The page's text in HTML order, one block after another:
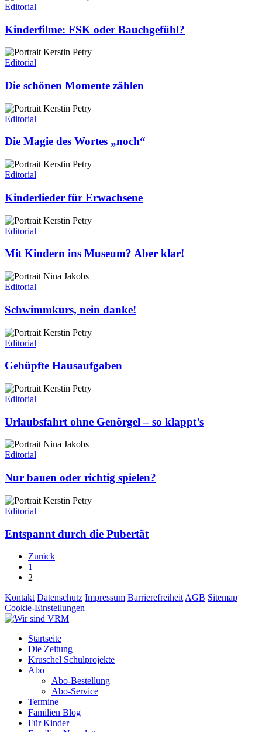
FSK
Bauchgefühl?
Editorial
Kinderfilme: FSK oder Bauchgefühl?
Die
schönen
zählen
Editorial
Die schönen Momente zählen
Die
Magie
Wortes
Editorial
Die Magie des Wortes „noch“
Kinderlieder
für
Editorial
Kinderlieder für Erwachsene
Mit
Kindern
Museum?
klar!
Editorial
Mit Kindern ins Museum? Aber klar!
Schwimmkurs,
nein
Editorial
Schwimmkurs, nein danke!
Gehüpfte
Hausaufgaben
Editorial
Gehüpfte Hausaufgaben
Urlaubsfahrt
ohne
–
so
klappt’s
Editorial
Urlaubsfahrt ohne Genörgel – so klappt’s
Nur
bauen
richtig
spielen?
Editorial
Nur bauen oder richtig spielen?
Entspannt
durch
Pubertät
Editorial
Entspannt durch die Pubertät
Zurück
1
2
Kontakt Datenschutz Impressum Barrierefreiheit AGB Sitemap
Cookie-Einstellungen
Close
Menu
Startseite
Die Zeitung
Kruschel Schulprojekte
Abo
Abo-Bestellung
Abo-Service
Termine
Familien Blog
Für Kinder